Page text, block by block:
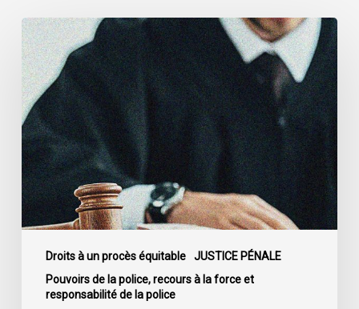
Droits à un procès équitable
JUSTICE PÉNALE
Pouvoirs de la police, recours à la force et
responsabilité de la police
La
Cour
de
cassation
confirme
l’obligation
stricte
de
divulguer
les
informations
relatives
fautes